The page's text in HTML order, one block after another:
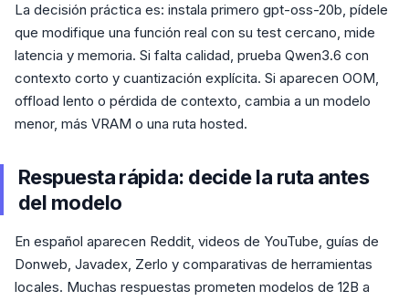
La decisión práctica es: instala primero gpt-oss-20b, pídele
que modifique una función real con su test cercano, mide
latencia y memoria. Si falta calidad, prueba Qwen3.6 con
contexto corto y cuantización explícita. Si aparecen OOM,
offload lento o pérdida de contexto, cambia a un modelo
menor, más VRAM o una ruta hosted.
Respuesta rápida: decide la ruta antes
del modelo
En español aparecen Reddit, videos de YouTube, guías de
Donweb, Javadex, Zerlo y comparativas de herramientas
locales. Muchas respuestas prometen modelos de 12B a